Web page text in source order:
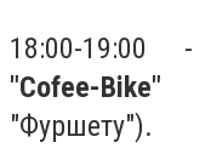
18:00-19:00
"Cofee-Bike"
"Фуршету").